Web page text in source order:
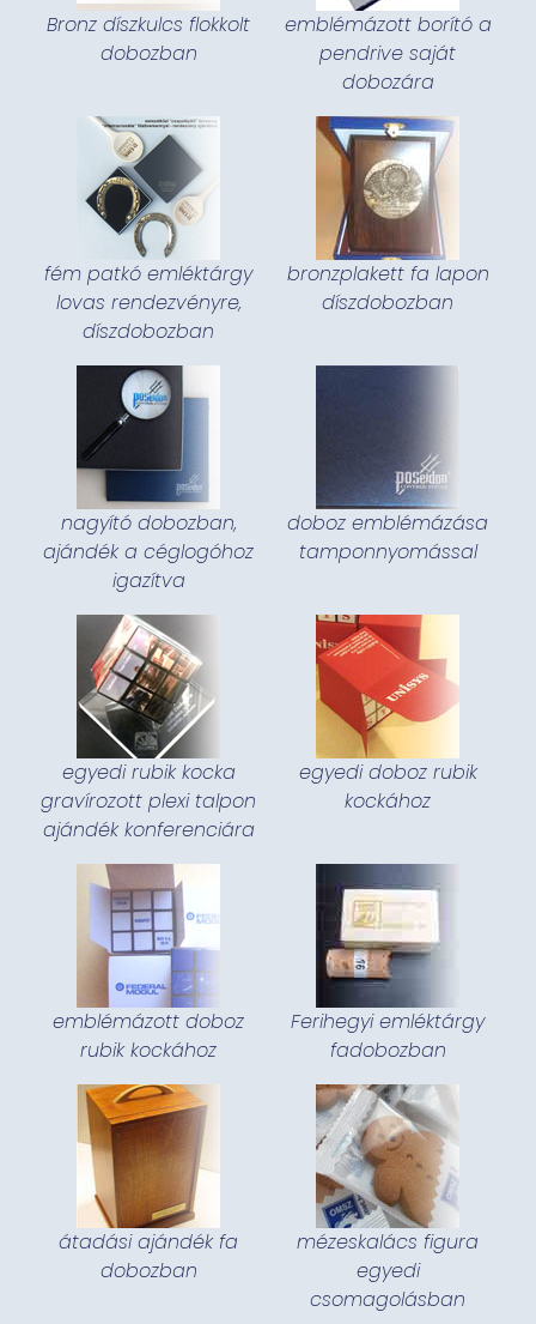
Bronz díszkulcs flokkolt
dobozban
emblémázott borító a
pendrive saját
dobozára
fém patkó emléktárgy
lovas rendezvényre,
díszdobozban
bronzplakett fa lapon
díszdobozban
nagyító dobozban,
ajándék a céglogóhoz
igazítva
doboz emblémázása
tamponnyomással
egyedi rubik kocka
gravírozott plexi talpon
ajándék konferenciára
egyedi doboz rubik
kockához
emblémázott doboz
rubik kockához
Ferihegyi emléktárgy
fadobozban
átadási ajándék fa
dobozban
mézeskalács figura
egyedi
csomagolásban